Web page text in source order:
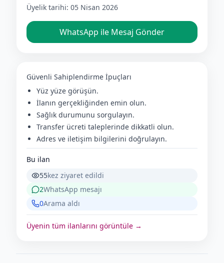
Üyelik tarihi: 05 Nisan 2026
WhatsApp ile Mesaj Gönder
Güvenli Sahiplendirme İpuçları
Yüz yüze görüşün.
İlanın gerçekliğinden emin olun.
Sağlık durumunu sorgulayın.
Transfer ücreti taleplerinde dikkatli olun.
Adres ve iletişim bilgilerini doğrulayın.
Bu ilan
55kez ziyaret edildi
2WhatsApp mesajı
0Arama aldı
Üyenin tüm ilanlarını görüntüle →